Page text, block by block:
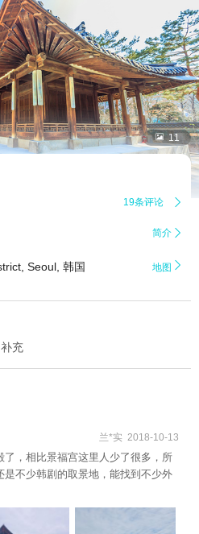
 11
19条评论 
简介 
Seoul, 韩国 地图 
充
兰*实 2018-10-13
，相比景福宫这里人少了很多，所
是不少韩剧的取景地，能找到不少外